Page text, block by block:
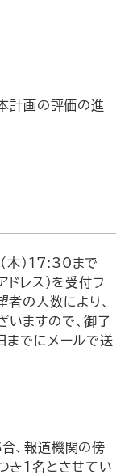
本計画の評価の進
木）17:30まで
ドレス）を受付フ
者の人数により、
ますので、御了
までにメールで送
、報道機関の傍
き１名とさせてい